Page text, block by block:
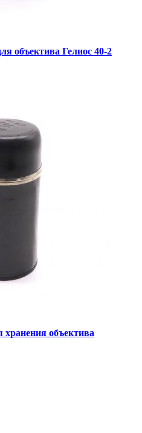
объектива Гелиос 40-2
хранения объектива